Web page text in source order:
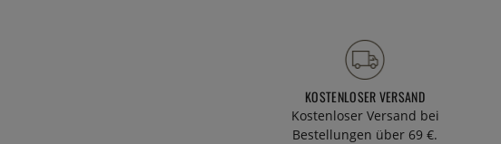
KOSTENLOSER VERSAND
Kostenloser Versand bei
Bestellungen über 69 €.